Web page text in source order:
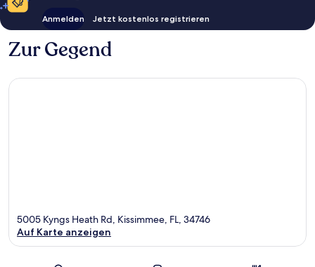
Anmelden Jetzt kostenlos registrieren
Zur Gegend
5005 Kyngs Heath Rd, Kissimmee, FL, 34746
Auf Karte anzeigen